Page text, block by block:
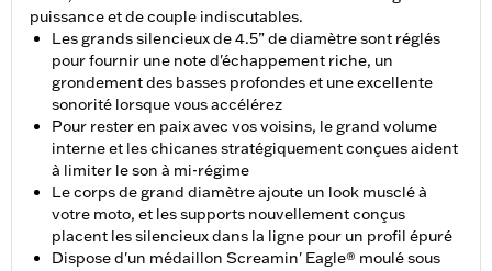
puissance et de couple indiscutables.
Les grands silencieux de 4.5” de diamètre sont réglés
pour fournir une note d'échappement riche, un
grondement des basses profondes et une excellente
sonorité lorsque vous accélérez
Pour rester en paix avec vos voisins, le grand volume
interne et les chicanes stratégiquement conçues aident
à limiter le son à mi-régime
Le corps de grand diamètre ajoute un look musclé à
votre moto, et les supports nouvellement conçus
placent les silencieux dans la ligne pour un profil épuré
Dispose d'un médaillon Screamin' Eagle® moulé sous